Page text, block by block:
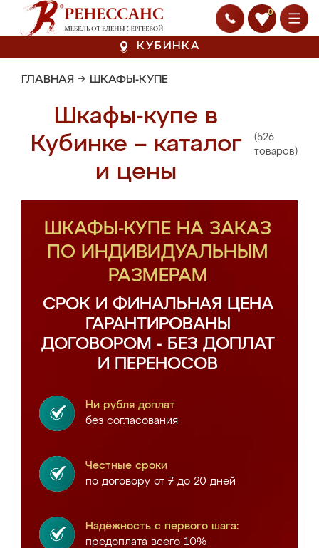
0
КУБИНКА
ГЛАВНАЯ → ШКАФЫ-КУПЕ
Шкафы-купе в
Кубинке – каталог
и цены
(526
товаров)
ШКАФЫ-КУПЕ НА ЗАКАЗ
ПО ИНДИВИДУАЛЬНЫМ
РАЗМЕРАМ
СРОК И ФИНАЛЬНАЯ ЦЕНА
ГАРАНТИРОВАНЫ
ДОГОВОРОМ - БЕЗ ДОПЛАТ
И ПЕРЕНОСОВ
Ни рубля доплат
без согласования
Честные сроки
по договору от 7 до 20 дней
Надёжность с первого шага:
предоплата всего 10%